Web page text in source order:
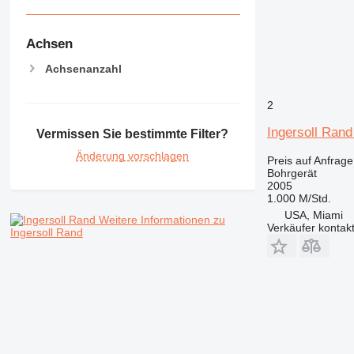
Achsen
Achsenanzahl
Vermissen Sie bestimmte Filter?
Änderung vorschlagen
Weitere Informationen zu
Ingersoll Rand
2
Ingersoll
Preis auf Anfrage
Bohrgerät
2005
1.000 M/Std.
USA, Miami
Verkäufer